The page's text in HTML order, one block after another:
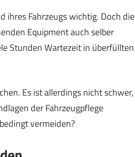
ihres Fahrzeugs wichtig. Doch die
Equipment auch selber
Stunden Wartezeit in überfüllten
Es ist allerdings nicht schwer,
der Fahrzeugpflege
vermeiden?